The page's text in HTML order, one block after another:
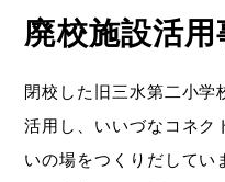
廃校施設活用
閉校した旧三水第二小学
活用し、いいづなコネク
いの場をつくりだしてい